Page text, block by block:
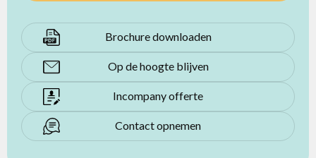
Brochure downloaden
Op de hoogte blijven
Incompany offerte
Contact opnemen